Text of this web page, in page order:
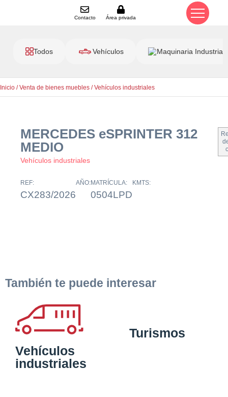
Contacto Área privada
Todos Vehículos Maquinaria Industrial
Inicio /Venta de bienes muebles /Vehículos industriales
MERCEDES eSPRINTER 312
MEDIO
Vehículos industriales
REF:
CX283/2026
AÑO:MATRÍCULA:
0504LPD
KMTS:
También te puede interesar
Vehículos
industriales
Turismos